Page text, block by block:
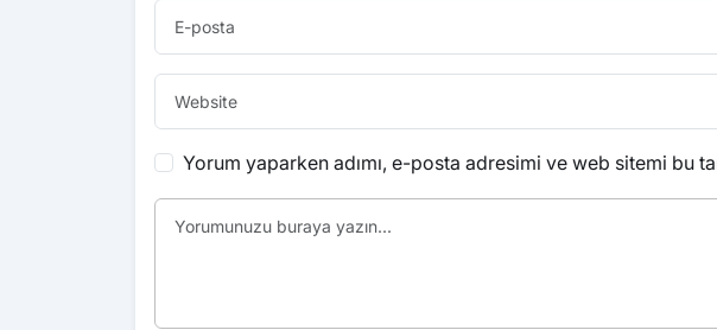
Yorum yaparken adımı, e-posta adresimi ve web sitemi bu